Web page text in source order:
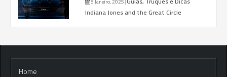
Indiana Jones and the Great Circle
Home